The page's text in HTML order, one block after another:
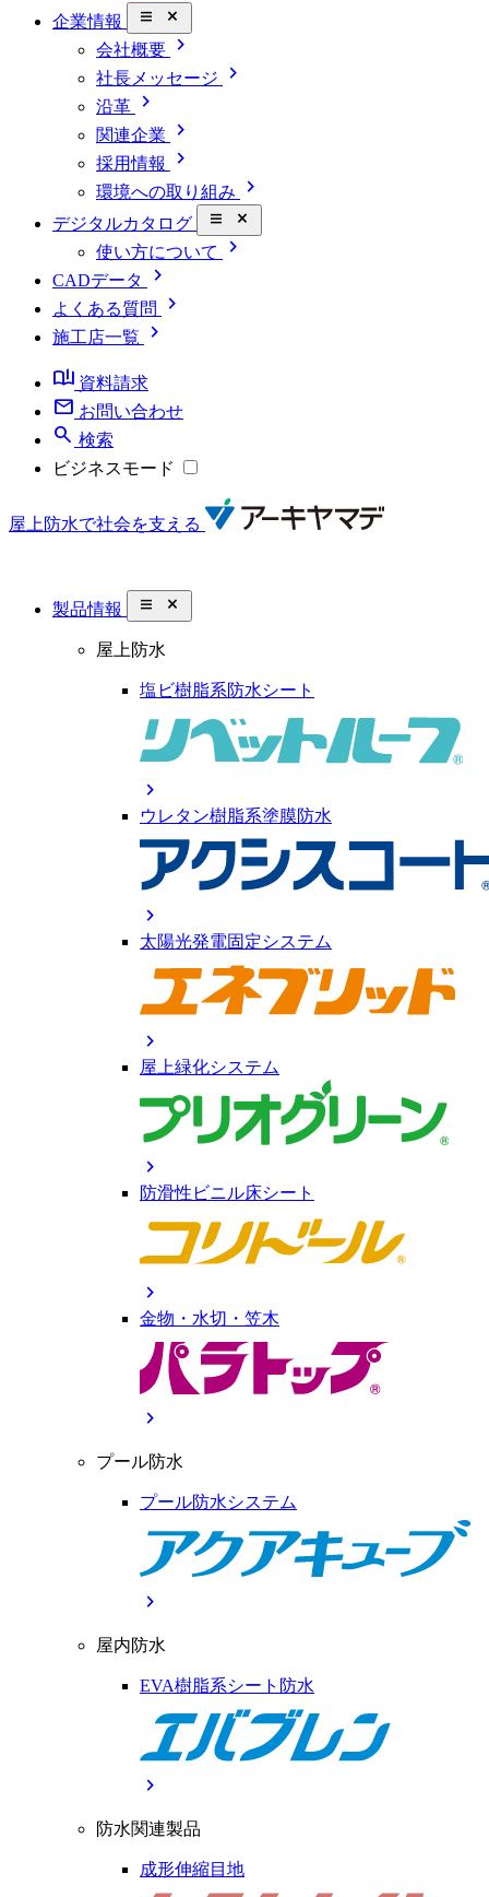
企業情報 close_small
会社概要 chevron_right
社長メッセージ chevron_right
沿革 chevron_right
関連企業 chevron_right
採用情報 chevron_right
環境への取り組み chevron_right
デジタルカタログ close_small
使い方について chevron_right
CADデータ chevron_right
よくある質問 chevron_right
施工店一覧
chevron_right
book_ribbon 資料請求
mail お問い合わせ
search 検索
ビジネスモード
屋上防水で社会を支える
製品情報 close_small
屋上防水
塩ビ樹脂系防水シート
chevron_right
ウレタン樹脂系塗膜防水
chevron_right
太陽光発電固定システム
chevron_right
屋上緑化システム
chevron_right
防滑性ビニル床シート
chevron_right
金物・水切・笠木
chevron_right
プール防水
プール防水システム
chevron_right
屋内防水
EVA樹脂系シート防水
chevron_right
防水関連製品
成形伸縮目地